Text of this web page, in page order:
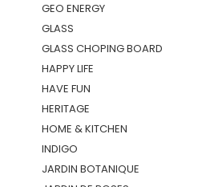
GEO ENERGY
GLASS
GLASS CHOPING BOARD
HAPPY LIFE
HAVE FUN
HERITAGE
HOME & KITCHEN
INDIGO
JARDIN BOTANIQUE